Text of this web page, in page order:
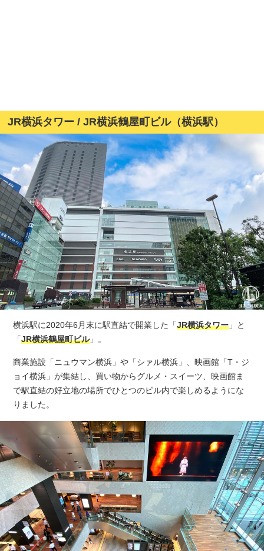
JR横浜タワー / JR横浜鶴屋町ビル（横浜駅）
横浜駅に2020年6月末に駅直結で開業した「JR横浜タワー 」と
「JR横浜鶴屋町ビル」。
商業施設「ニュウマン横浜」や「シァル横浜」、映画館「T・ジ
ョイ横浜」が集結し、買い物からグルメ・スイーツ、映画館ま
で駅直結の好立地の場所でひとつのビル内で楽しめるようにな
りました。